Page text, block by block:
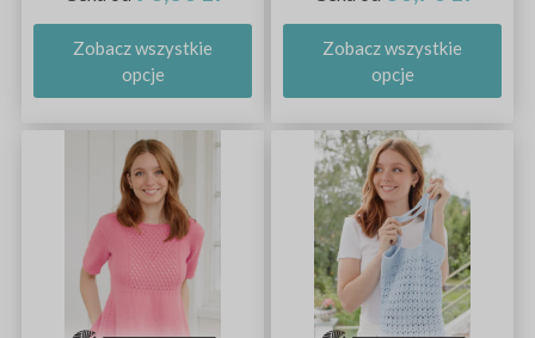
Zobacz wszystkie
opcje
Zobacz wszystkie
opcje